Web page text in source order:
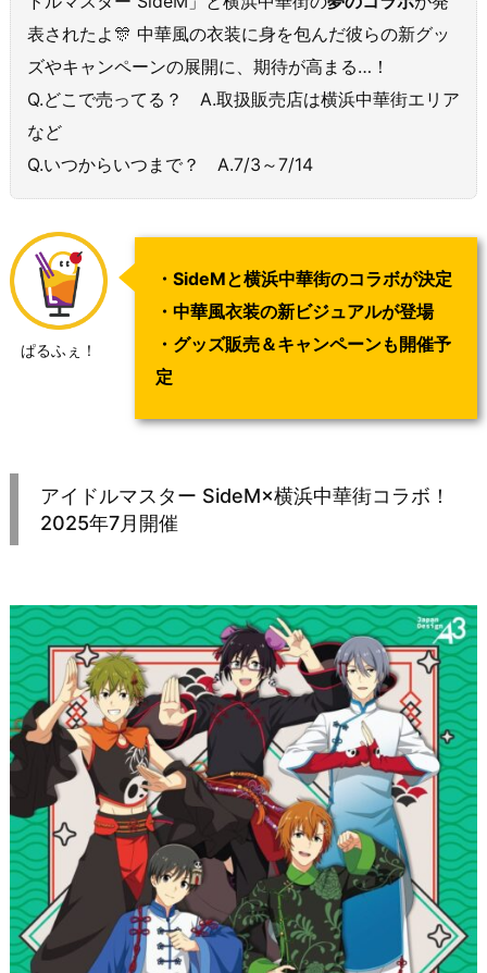
表されたよ🎊 中華風の衣装に身を包んだ彼らの新グッ
ズやキャンペーンの展開に、期待が高まる…！
Q.どこで売ってる？ A.取扱販売店は横浜中華街エリア
など
Q.いつからいつまで？ A.7/3～7/14
ぱるふぇ！
・SideMと横浜中華街のコラボが決定
・中華風衣装の新ビジュアルが登場
・グッズ販売＆キャンペーンも開催予
定
アイドルマスター SideM×横浜中華街コラボ！
2025年7月開催